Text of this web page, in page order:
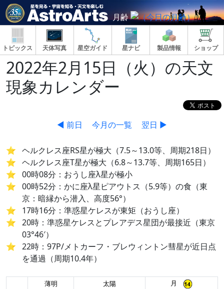
月齢
トピックス 天体写真 星空ガイド 星ナビ 製品情報 ショップ
2022年2月15日（火）の天文
現象カレンダー
◀ 前日 今月の一覧 翌日 ▶
ヘルクレス座RS星が極大（7.5～13.0等、周期218日）
ヘルクレス座T星が極大（6.8～13.7等、周期165日）
00時08分：おうし座λ星が極小
00時52分：かに座λ星ピアウトス（5.9等）の食（東
京：暗縁から潜入、高度56°）
17時16分：準惑星ケレスが東矩（おうし座）
20時：準惑星ケレスとプレアデス星団が最接近（東京
03°46′）
22時：97P/メトカーフ・ブレウィントン彗星が近日点
を通過（周期10.4年）
薄明 太陽
月